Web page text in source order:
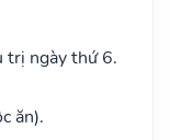
trị ngày thứ 6.
ăn).